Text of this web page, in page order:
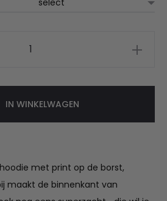
hoodie met print op de borst,
maakt de binnenkant van
IN WINKELWAGEN